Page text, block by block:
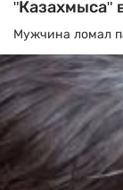
"Казахмыса"
Мужчина ломал